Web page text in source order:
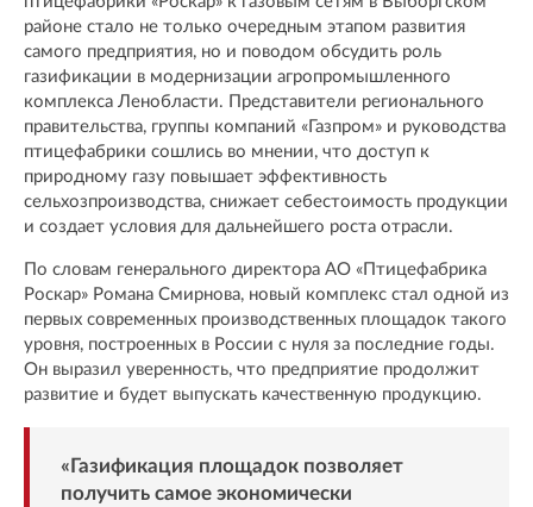
районе стало не только очередным этапом развития
самого предприятия, но и поводом обсудить роль
газификации в модернизации агропромышленного
комплекса Ленобласти. Представители регионального
правительства, группы компаний «Газпром» и руководства
птицефабрики сошлись во мнении, что доступ к
природному газу повышает эффективность
сельхозпроизводства, снижает себестоимость продукции
и создает условия для дальнейшего роста отрасли.
По словам генерального директора АО «Птицефабрика
Роскар» Романа Смирнова, новый комплекс стал одной из
первых современных производственных площадок такого
уровня, построенных в России с нуля за последние годы.
Он выразил уверенность, что предприятие продолжит
развитие и будет выпускать качественную продукцию.
«Газификация площадок позволяет
получить самое экономически